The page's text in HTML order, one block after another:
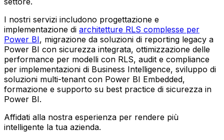
I nostri servizi includono progettazione e
implementazione di architetture RLS complesse per
Power BI, migrazione da soluzioni di reporting legacy a
Power BI con sicurezza integrata, ottimizzazione delle
performance per modelli con RLS, audit e compliance
per implementazioni di Business Intelligence, sviluppo di
soluzioni multi-tenant con Power BI Embedded,
formazione e supporto su best practice di sicurezza in
Power BI.
Affidati alla nostra esperienza per rendere più
intelligente la tua azienda.